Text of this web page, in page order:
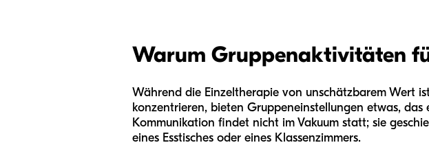
Warum Gruppenaktivitäten
Während die Einzeltherapie von unschätzbarem Wert
konzentrieren, bieten Gruppeneinstellungen etwas,
Kommunikation findet nicht im Vakuum statt; sie
eines Esstisches oder eines Klassenzimmers.